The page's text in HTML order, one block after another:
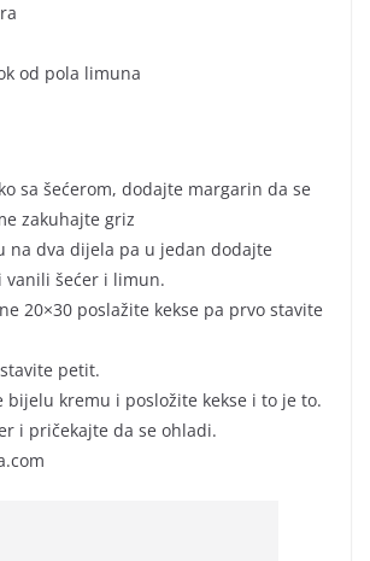
od pola limuna
sa šećerom, dodajte margarin da se
zakuhajte griz
na dva dijela pa u jedan dodajte
vanili šećer i limun.
20×30 poslažite kekse pa prvo stavite
petit.
bijelu kremu i posložite kekse i to je to.
i pričekajte da se ohladi.